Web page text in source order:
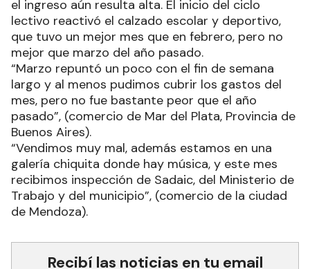
el ingreso aún resulta alta. El inicio del ciclo
lectivo reactivó el calzado escolar y deportivo,
que tuvo un mejor mes que en febrero, pero no
mejor que marzo del año pasado.
“Marzo repuntó un poco con el fin de semana
largo y al menos pudimos cubrir los gastos del
mes, pero no fue bastante peor que el año
pasado”, (comercio de Mar del Plata, Provincia de
Buenos Aires).
“Vendimos muy mal, además estamos en una
galería chiquita donde hay música, y este mes
recibimos inspección de Sadaic, del Ministerio de
Trabajo y del municipio”, (comercio de la ciudad
de Mendoza).
Recibí las noticias en tu email